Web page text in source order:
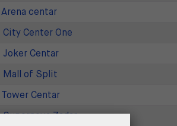
centar
Center One
Centar
Mall of Split
Centar
Zadar